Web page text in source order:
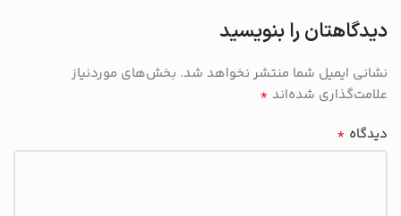
دیدگاهتان را بنویسید
نشانی ایمیل شما منتشر نخواهد شد. بخش‌های موردنیاز
علامت‌گذاری شده‌اند *
دیدگاه *